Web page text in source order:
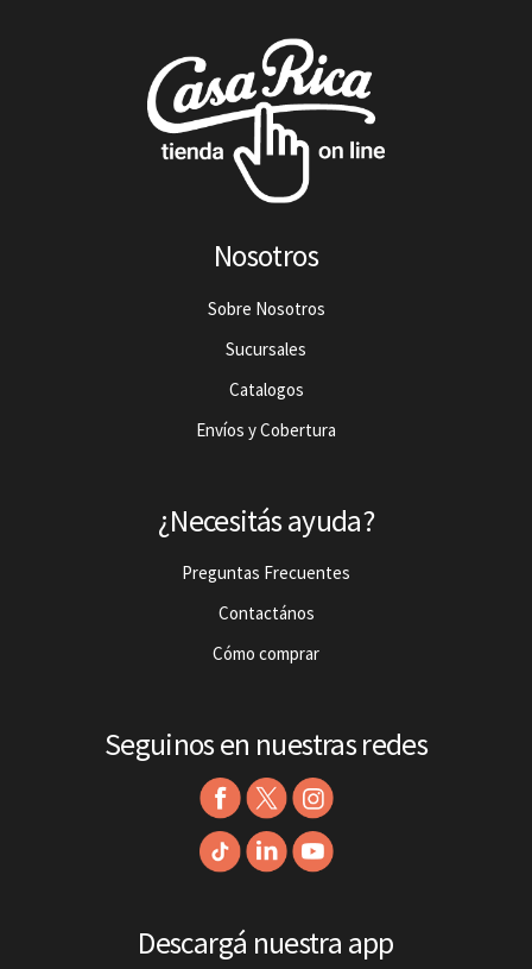
Nosotros
Sobre Nosotros
Sucursales
Catalogos
Envíos y Cobertura
¿Necesitás ayuda?
Preguntas Frecuentes
Contactános
Cómo comprar
Seguinos en nuestras redes
Descargá nuestra app